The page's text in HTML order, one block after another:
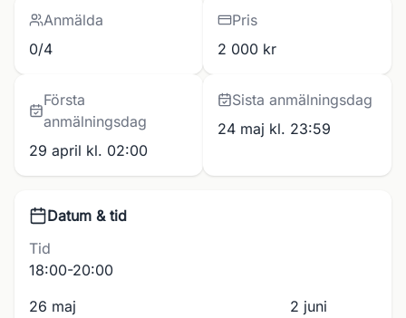
Anmälda
0/4
Pris
2 000 kr
Första
anmälningsdag
29 april kl. 02:00
Sista anmälningsdag
24 maj kl. 23:59
Datum & tid
Tid
18:00-20:00
26 maj
2 juni